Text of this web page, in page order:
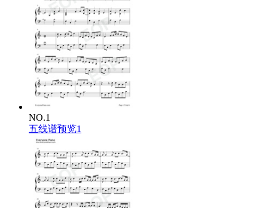
NO.1
五线谱预览1